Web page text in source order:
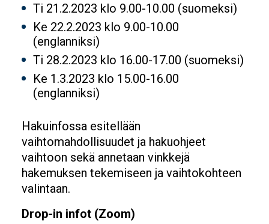
Ti 21.2.2023 klo 9.00-10.00 (suomeksi)
Ke 22.2.2023 klo 9.00-10.00
(englanniksi)
Ti 28.2.2023 klo 16.00-17.00 (suomeksi)
Ke 1.3.2023 klo 15.00-16.00
(englanniksi)
Hakuinfossa esitellään
vaihtomahdollisuudet ja hakuohjeet
vaihtoon sekä annetaan vinkkejä
hakemuksen tekemiseen ja vaihtokohteen
valintaan.
Drop-in infot (Zoom)